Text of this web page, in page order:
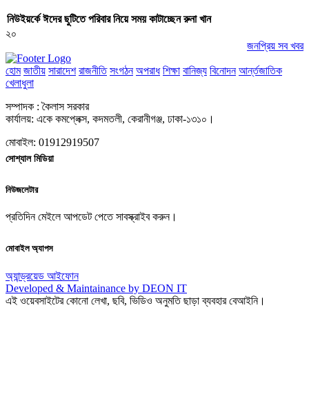
নিউইয়র্কে ঈদের ছুটিতে পরিবার নিয়ে সময় কাটাচ্ছেন রুনা খান
২০
জনপ্রিয় সব খবর
হোম জাতীয় সারাদেশ রাজনীতি সংগঠন অপরাধ শিক্ষা বানিজ্য বিনোদন আর্ন্তজাতিক
খেলাধুলা
সম্পাদক : কৈলাস সরকার
কার্যালয়: একে কমপ্লেক্স, কদমতলী, কেরানীগঞ্জ, ঢাকা-১৩১০।
মোবাইল: 01912919507
সোশ্যাল মিডিয়া
নিউজলেটার
প্রতিদিন মেইলে আপডেট পেতে সাবস্ক্রাইব করুন।
মোবাইল অ্যাপস
অ্যান্ড্রয়েড আইফোন
Developed & Maintainance by DEON IT
এই ওয়েবসাইটের কোনো লেখা, ছবি, ভিডিও অনুমতি ছাড়া ব্যবহার বেআইনি।